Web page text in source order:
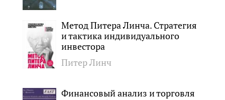
Метод Питера Линча. Стратегия
и тактика индивидуального
инвестора
Питер Линч
Финансовый анализ и торговля